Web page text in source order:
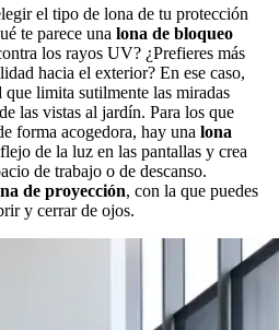
el tipo de lona de tu protección
te parece una lona de bloqueo
los rayos UV? ¿Prefieres más
hacia el exterior? En ese caso,
que limita sutilmente las miradas
las vistas al jardín. Para los que
forma acogedora, hay una lona
de la luz en las pantallas y crea
de trabajo o de descanso.
de proyección, con la que puedes
y cerrar de ojos.